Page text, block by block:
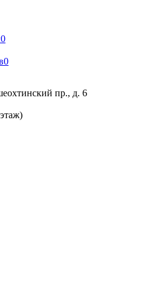
0
0
пр., д. 6